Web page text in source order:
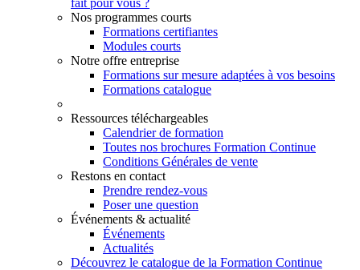
fait pour vous ?
Nos programmes courts
Formations certifiantes
Modules courts
Notre offre entreprise
Formations sur mesure adaptées à vos besoins
Formations catalogue
Ressources téléchargeables
Calendrier de formation
Toutes nos brochures Formation Continue
Conditions Générales de vente
Restons en contact
Prendre rendez-vous
Poser une question
Événements & actualité
Événements
Actualités
Découvrez le catalogue de la Formation Continue